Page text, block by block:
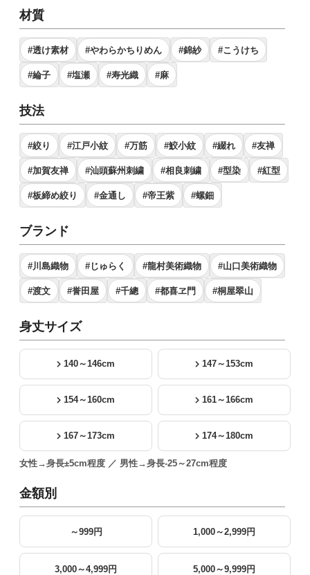
材質
#透け素材 #やわらかちりめん #錦紗 #こうけち
#綸子 #塩瀬 #寿光織 #麻
技法
#絞り #江戸小紋 #万筋 #鮫小紋 #綴れ #友禅
#加賀友禅 #汕頭蘇州刺繍 #相良刺繍 #型染 #紅型
#板締め絞り #金通し #帝王紫 #螺鈿
ブランド
#川島織物 #じゅらく #龍村美術織物 #山口美術織物
#渡文 #誉田屋 #千總 #都喜ヱ門 #桐屋翠山
身丈サイズ
140～146cm 147～153cm
154～160cm 161～166cm
167～173cm 174～180cm
女性→身長±5cm程度 ／ 男性→身長-25～27cm程度
金額別
～999円 1,000～2,999円
3,000～4,999円 5,000～9,999円